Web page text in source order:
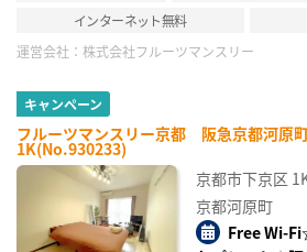
インターネット無料
運営会社： 株式会社フルーツマンスリー
キャンペーン
フルーツマンスリー京都 阪急京都河原
1K(No.930233)
京都市下京区
京都河原町
Free Wi-